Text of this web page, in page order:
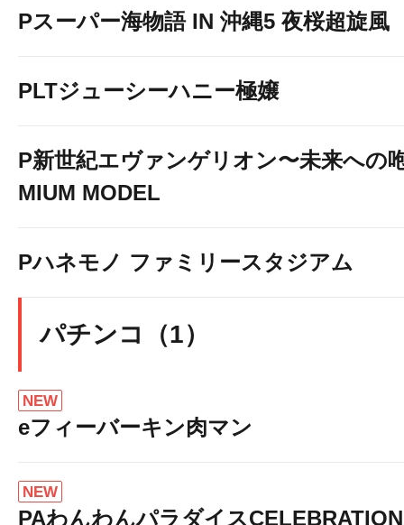
Pスーパー海物語 IN 沖縄5 夜桜超旋風
PLTジューシーハニー極嬢
P新世紀エヴァンゲリオン〜未来への
MIUM MODEL
Pハネモノ ファミリースタジアム
パチンコ（1）
NEW
eフィーバーキン肉マン
NEW
PAわんわんパラダイスCELEBRATION